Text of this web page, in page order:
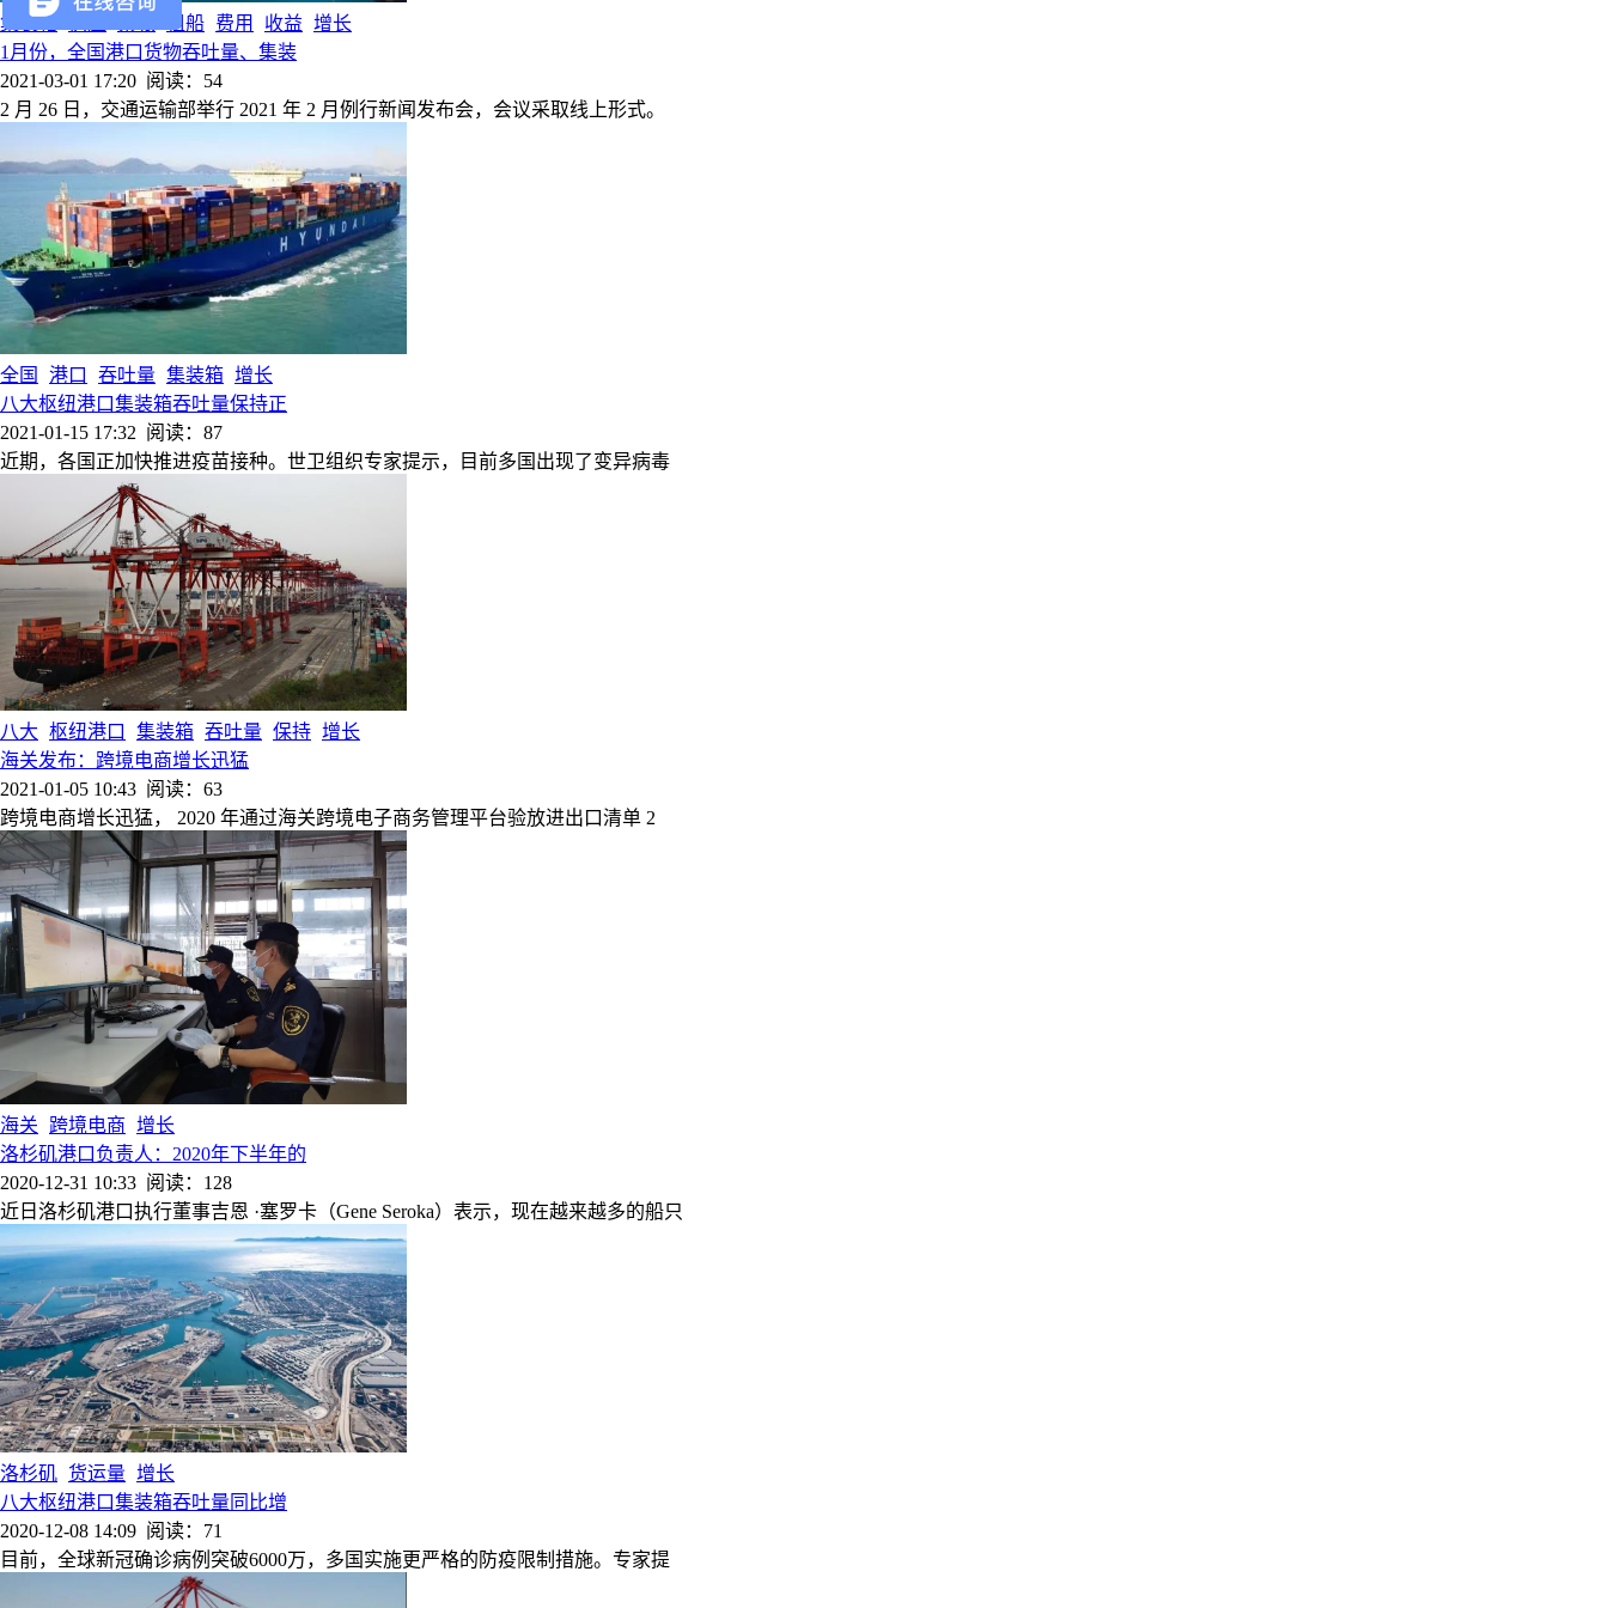
集装箱 租船 费用 收益 增长
1月份，全国港口货物吞吐量、集装
2021-03-01 17:20 阅读：54
2 月 26 日，交通运输部举行 2021 年 2 月例行新闻发布会，会议采取线上形式。
全国 港口 吞吐量 集装箱 增长
八大枢纽港口集装箱吞吐量保持正
2021-01-15 17:32 阅读：87
近期，各国正加快推进疫苗接种。世卫组织专家提示，目前多国出现了变异病毒
八大 枢纽港口 集装箱 吞吐量 保持 增长
海关发布：跨境电商增长迅猛
2021-01-05 10:43 阅读：63
跨境电商增长迅猛， 2020 年通过海关跨境电子商务管理平台验放进出口清单 2
海关 跨境电商 增长
洛杉矶港口负责人：2020年下半年的
2020-12-31 10:33 阅读：128
近日洛杉矶港口执行董事吉恩 ·塞罗卡（Gene Seroka）表示，现在越来越多的船只
洛杉矶 货运量 增长
八大枢纽港口集装箱吞吐量同比增
2020-12-08 14:09 阅读：71
目前，全球新冠确诊病例突破6000万，多国实施更严格的防疫限制措施。专家提